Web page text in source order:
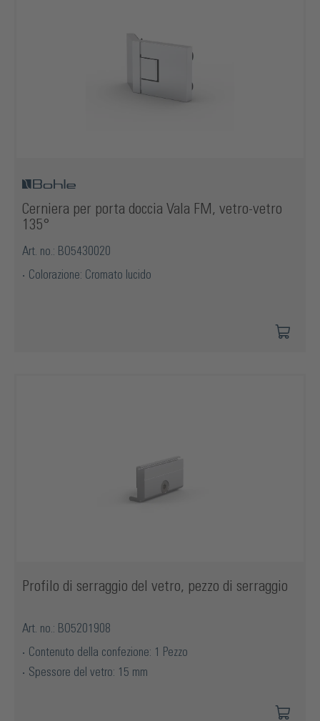
Cerniera per porta doccia Vala FM, vetro-vetro
135°
Art. no.: BO5430020
Colorazione: Cromato lucido
Profilo di serraggio del vetro, pezzo di serraggio
Art. no.: BO5201908
Contenuto della confezione: 1 Pezzo
Spessore del vetro: 15 mm